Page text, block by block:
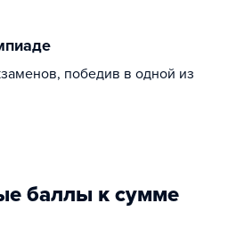
победив в одной из
баллы к сумме